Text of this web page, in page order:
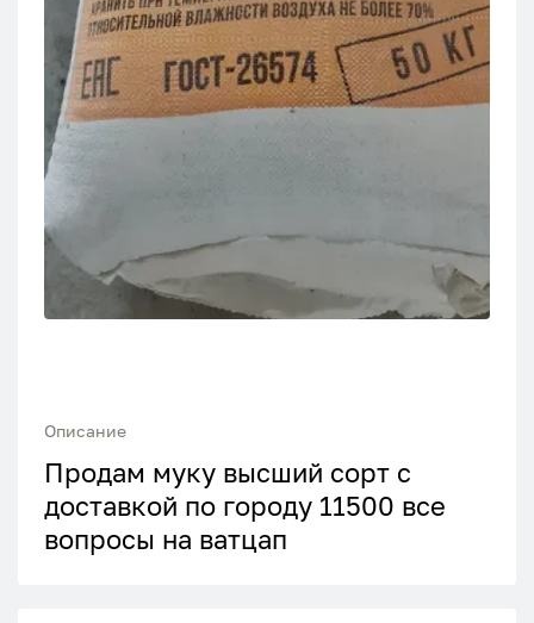
Описание
Продам муку высший сорт с
доставкой по городу 11500 все
вопросы на ватцап